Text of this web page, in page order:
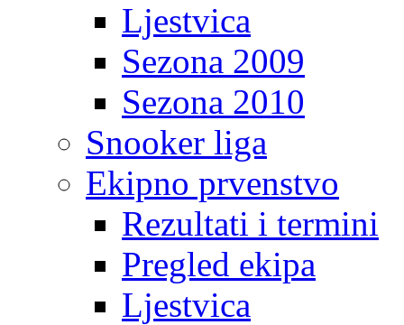
Ljestvica
Sezona 2009
Sezona 2010
Snooker liga
Ekipno prvenstvo
Rezultati i termini
Pregled ekipa
Ljestvica